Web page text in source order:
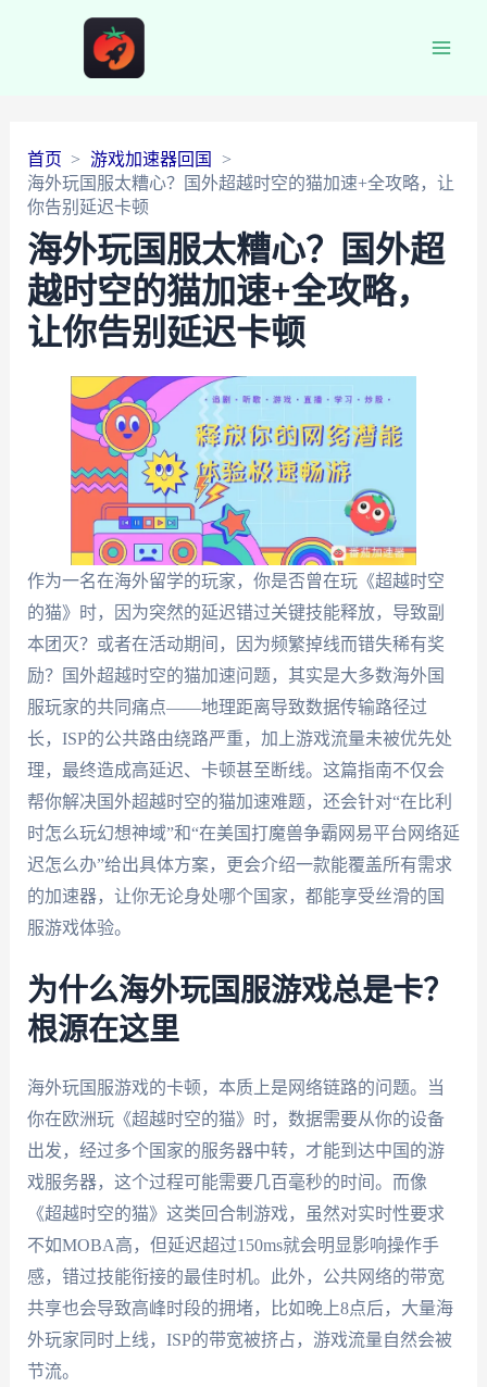
首页
游戏加速器回国
海外玩国服太糟心？国外超越时空的猫加速+全攻略，让
你告别延迟卡顿
海外玩国服太糟心？国外超
越时空的猫加速+全攻略，
让你告别延迟卡顿
作为一名在海外留学的玩家，你是否曾在玩《超越时空
的猫》时，因为突然的延迟错过关键技能释放，导致副
本团灭？或者在活动期间，因为频繁掉线而错失稀有奖
励？国外超越时空的猫加速问题，其实是大多数海外国
服玩家的共同痛点——地理距离导致数据传输路径过
长，ISP的公共路由绕路严重，加上游戏流量未被优先处
理，最终造成高延迟、卡顿甚至断线。这篇指南不仅会
帮你解决国外超越时空的猫加速难题，还会针对“在比利
时怎么玩幻想神域”和“在美国打魔兽争霸网易平台网络延
迟怎么办”给出具体方案，更会介绍一款能覆盖所有需求
的加速器，让你无论身处哪个国家，都能享受丝滑的国
服游戏体验。
为什么海外玩国服游戏总是卡？
根源在这里
海外玩国服游戏的卡顿，本质上是网络链路的问题。当
你在欧洲玩《超越时空的猫》时，数据需要从你的设备
出发，经过多个国家的服务器中转，才能到达中国的游
戏服务器，这个过程可能需要几百毫秒的时间。而像
《超越时空的猫》这类回合制游戏，虽然对实时性要求
不如MOBA高，但延迟超过150ms就会明显影响操作手
感，错过技能衔接的最佳时机。此外，公共网络的带宽
共享也会导致高峰时段的拥堵，比如晚上8点后，大量海
外玩家同时上线，ISP的带宽被挤占，游戏流量自然会被
节流。